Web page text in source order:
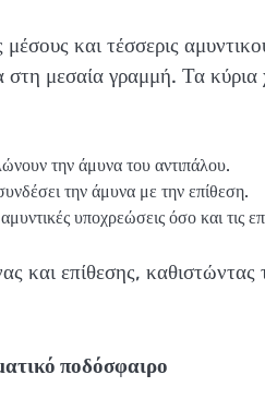
και τέσσερις
μεσαία γραμμή. Τα κύρια
την άμυνα του αντιπάλου.
την άμυνα με την επίθεση.
υποχρεώσεις όσο και τις
και επίθεσης,
ποδόσφαιρο